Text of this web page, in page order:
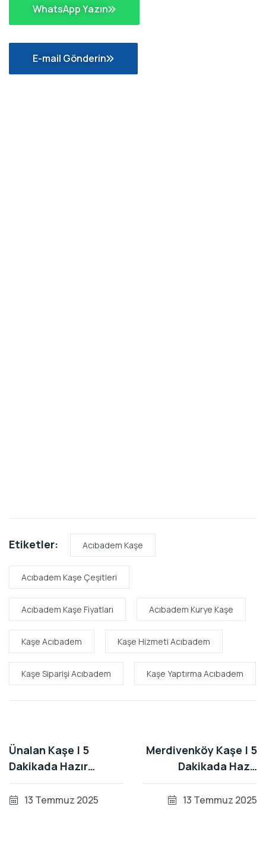
WhatsApp Yazın
E-mail Gönderin
Etiketler: Acıbadem Kaşe
Acıbadem Kaşe Çeşitleri
Acıbadem Kaşe Fiyatları Acıbadem Kurye Kaşe
Kaşe Acıbadem Kaşe Hizmeti Acıbadem
Kaşe Siparişi Acıbadem Kaşe Yaptırma Acıbadem
Ünalan Kaşe | 5
Dakikada Hazır
Kaşeci | Özel Kurye ile
Gönderim
13 Temmuz 2025
Merdivenköy Kaşe | 5
Dakikada Hazır
Kaşeci | Özel Kurye ile
Gönderim
13 Temmuz 2025